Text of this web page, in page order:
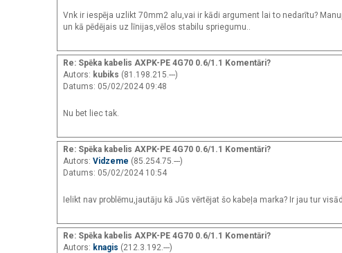
Vnk ir iespēja uzlikt 70mm2 alu,vai ir kādi argument lai to nedarītu?
un kā pēdējais uz līnijas,vēlos stabilu spriegumu..
Re: Spēka kabelis AXPK-PE 4G70 0.6/1.1 Komentāri?
Autors: kubiks (81.198.215.---)
Datums: 05/02/2024 09:48
Nu bet liec tak.
Re: Spēka kabelis AXPK-PE 4G70 0.6/1.1 Komentāri?
Autors: Vidzeme (85.254.75.---)
Datums: 05/02/2024 10:54
Ielikt nav problēmu,jautāju kā Jūs vērtējat šo kabeļa marka? Ir jau tur
Re: Spēka kabelis AXPK-PE 4G70 0.6/1.1 Komentāri?
Autors: knagis (212.3.192.---)